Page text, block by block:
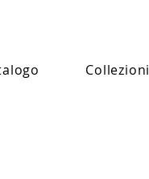
Collezioni